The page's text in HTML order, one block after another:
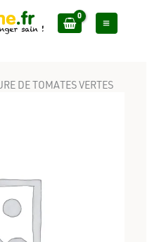
DE TOMATES VERTES